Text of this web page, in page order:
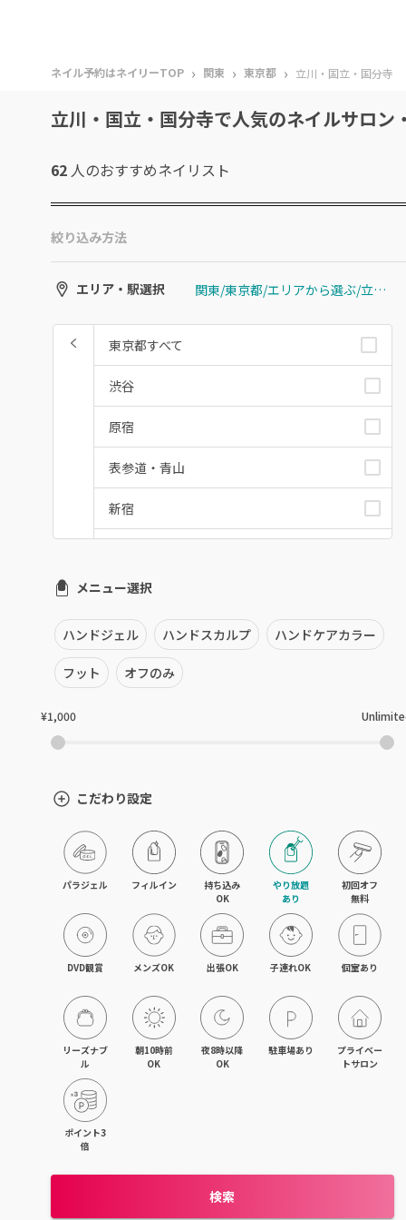
ネイル予約はネイリーTOP › 関東 › 東京都 › 立川・国立・国分寺
立川・国立・国分寺で人気のネイルサロン
62 人のおすすめネイリスト
絞り込み方法
エリア・駅選択 関東/東京都/エリアから選ぶ/立川・国立・国分寺
東京都すべて
渋谷
原宿
表参道・青山
新宿
銀座・新橋・有楽町
恵比寿・代官山・中目黒
自由が丘・学芸大学
下北沢・代々木上原
目黒・戸越・武蔵小山
北千住・町屋・亀有
錦糸町・小岩・青砥
吉祥寺・荻窪・三鷹
立川・国立・国分寺
八王子・日野・昭島
日暮里・駒込・千駄木
メニュー選択
ハンドジェル ハンドスカルプ ハンドケアカラー
フット オフのみ
¥1,000
こだわり設定
パラジェル フィルイン
持ち込み
OK
やり放題
あり
初回オフ
無料
DVD観賞 メンズOK 出張OK 子連れOK 個室あり
リーズナブ
ル
朝10時前
OK
夜8時以降
OK
駐車場あり
プライベー
トサロン
ポイント3
倍
検索